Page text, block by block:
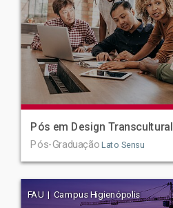
Pós em Design Transcultural
Pós-Graduação Lato Sensu
FAU | Campus Higienópolis